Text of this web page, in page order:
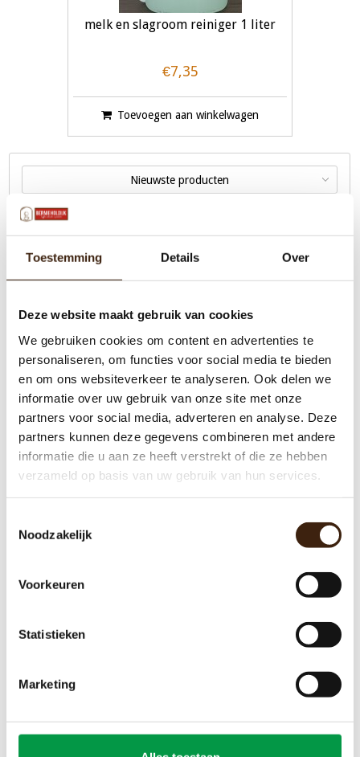
Toestemming Details Over
Deze website maakt gebruik van cookies
We gebruiken cookies om content en advertenties te
personaliseren, om functies voor social media te bieden
en om ons websiteverkeer te analyseren. Ook delen we
informatie over uw gebruik van onze site met onze
partners voor social media, adverteren en analyse. Deze
partners kunnen deze gegevens combineren met andere
informatie die u aan ze heeft verstrekt of die ze hebben
verzameld op basis van uw gebruik van hun services.
Noodzakelijk
Voorkeuren
Statistieken
Marketing
melk en slagroom reiniger 1 liter
€7,35
Toevoegen aan winkelwagen
Nieuwste producten
Menu
Machine Onderdelen
Producten
Werkplaats
Aanbieding
3 maanden garantie op gereviseerde machines